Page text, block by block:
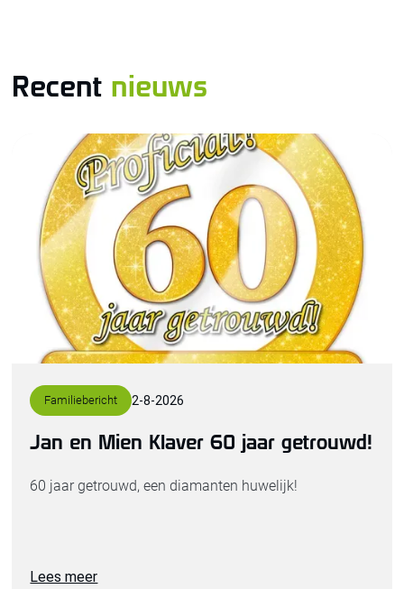
Recent nieuws
Familiebericht 2-8-2026
Jan en Mien Klaver 60 jaar getrouwd!
60 jaar getrouwd, een diamanten huwelijk!
Lees meer